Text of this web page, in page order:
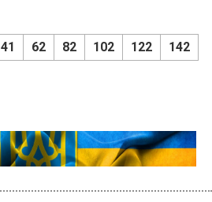
41 62 82 102 122
142